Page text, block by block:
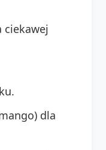
ciekawej
dla